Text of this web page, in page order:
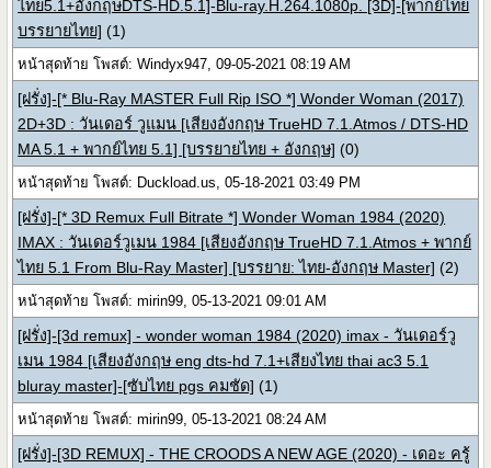
ไทย5.1+อังกฤษDTS-HD.5.1]-Blu-ray.H.264.1080p. [3D]-[พากย์ไทย
บรรยายไทย] (1)
หน้าสุดท้าย โพสต์: Windyx947, 09-05-2021 08:19 AM
[ฝรั่ง]-[* Blu-Ray MASTER Full Rip ISO *] Wonder Woman (2017)
2D+3D : วันเดอร์ วูแมน [เสียงอังกฤษ TrueHD 7.1.Atmos / DTS-HD
MA 5.1 + พากย์ไทย 5.1] [บรรยายไทย + อังกฤษ] (0)
หน้าสุดท้าย โพสต์: Duckload.us, 05-18-2021 03:49 PM
[ฝรั่ง]-[* 3D Remux Full Bitrate *] Wonder Woman 1984 (2020)
IMAX : วันเดอร์วูเมน 1984 [เสียงอังกฤษ TrueHD 7.1.Atmos + พากย์
ไทย 5.1 From Blu-Ray Master] [บรรยาย: ไทย-อังกฤษ Master] (2)
หน้าสุดท้าย โพสต์: mirin99, 05-13-2021 09:01 AM
[ฝรั่ง]-[3d remux] - wonder woman 1984 (2020) imax - วันเดอร์วู
เมน 1984 [เสียงอังกฤษ eng dts-hd 7.1+เสียงไทย thai ac3 5.1
bluray master]-[ซับไทย pgs คมชัด] (1)
หน้าสุดท้าย โพสต์: mirin99, 05-13-2021 08:24 AM
[ฝรั่ง]-[3D REMUX] - THE CROODS A NEW AGE (2020) - เดอะ ครู้